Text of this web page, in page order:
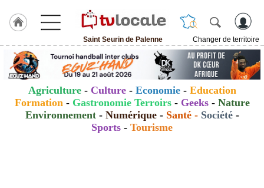
Saint Seurin de Palenne
Changer de territoire
J'adhère
Hulcoq
ACCUEIL
Saint
Agriculture- Culture - Economie- Education
Formation - Gastronomie Terroirs- Geeks- Nature
Environnement- Numérique- Santé- Société-
Sports - Tourisme